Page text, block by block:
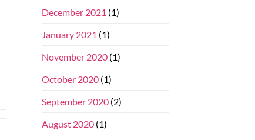
December 2021 (1)
January 2021 (1)
November 2020(1)
October 2020(1)
September 2020(2)
August 2020(1)